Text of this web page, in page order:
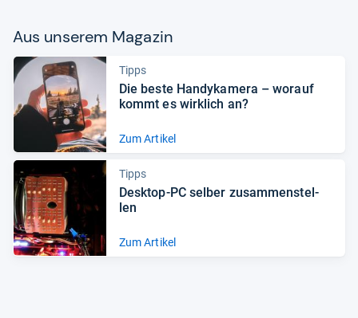
Aus unse­rem Maga­zin
Tipps
Die beste Han­dy­ka­mera – wor­auf
kommt es wirk­lich an?
Zum Artikel
Tipps
Desktop-​PC sel­ber zusam­men­stel­
len
Zum Artikel